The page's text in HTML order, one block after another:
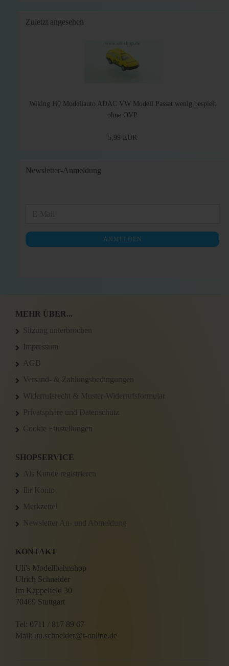
Zuletzt angesehen
Wiking H0 Modellauto ADAC VW Modell Passat wenig bespielt
ohne OVP
5,99 EUR
Newsletter-Anmeldung
NEWSLETTER-
ANMELDUNG
ANMELDEN
MEHR ÜBER...
Sitzung unterbrochen
Impressum
AGB
Versand- & Zahlungsbedingungen
Widerrufsrecht & Muster-Widerrufsformular
Privatsphäre und Datenschutz
Cookie Einstellungen
SHOPSERVICE
Als Kunde registrieren
Ihr Konto
Merkzettel
Newsletter An- und Abmeldung
KONTAKT
Uli's Modellbahnshop
Ulrich Schneider
Im Kappelfeld 30
70469 Stuttgart
Tel: 0711 / 817 89 67
Mail: uu.schneider@t-online.de